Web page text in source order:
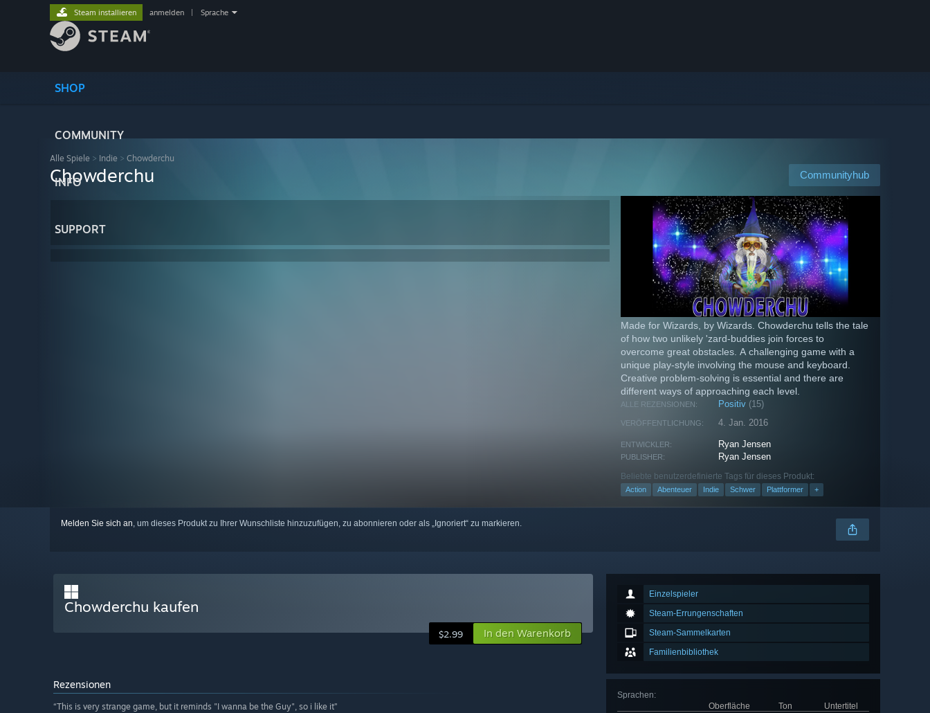
SHOP
COMMUNITY
INFO
SUPPORT
Steam installieren anmelden Sprache
Alle Spiele > Indie > Chowderchu
Communityhub
Chowderchu
Made for Wizards, by Wizards. Chowderchu tells the tale
of how two unlikely 'zard-buddies join forces to
overcome great obstacles. A challenging game with a
unique play-style involving the mouse and keyboard.
Creative problem-solving is essential and there are
different ways of approaching each level.
ALLE REZENSIONEN: Positiv (15)
VERÖFFENTLICHUNG: 4. Jan. 2016
ENTWICKLER: Ryan Jensen
PUBLISHER: Ryan Jensen
Beliebte benutzerdefinierte Tags für dieses Produkt:
Action Abenteuer Indie Schwer Plattformer +
Melden Sie sich an, um dieses Produkt zu Ihrer Wunschliste hinzuzufügen, zu abonnieren oder als „Ignoriert“ zu markieren.
Einzelspieler
Steam-Errungenschaften
Steam-Sammelkarten
Familienbibliothek
Sprachen:
Oberfläche
Ton
Untertitel
Chowderchu kaufen
$2.99 In den Warenkorb
Rezensionen
“This is very strange game, but it reminds "I wanna be the Guy", so i like it”